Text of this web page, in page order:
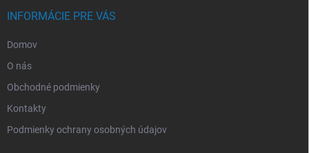
INFORMÁCIE PRE VÁS
Domov
O nás
Obchodné podmienky
Kontakty
Podmienky ochrany osobných údajov